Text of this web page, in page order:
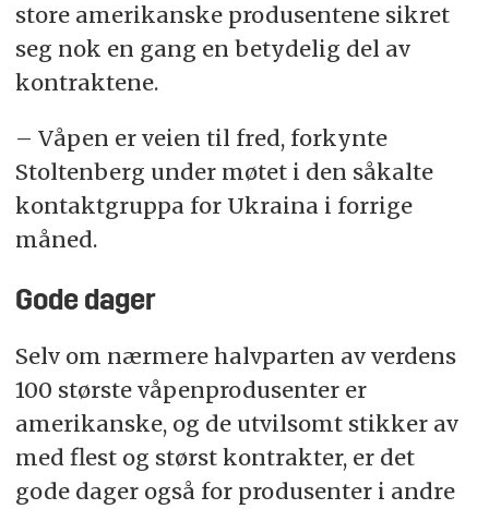
store amerikanske produsentene sikret
seg nok en gang en betydelig del av
kontraktene.
– Våpen er veien til fred, forkynte
Stoltenberg under møtet i den såkalte
kontaktgruppa for Ukraina i forrige
måned.
Gode dager
Selv om nærmere halvparten av verdens
100 største våpenprodusenter er
amerikanske, og de utvilsomt stikker av
med flest og størst kontrakter, er det
gode dager også for produsenter i andre